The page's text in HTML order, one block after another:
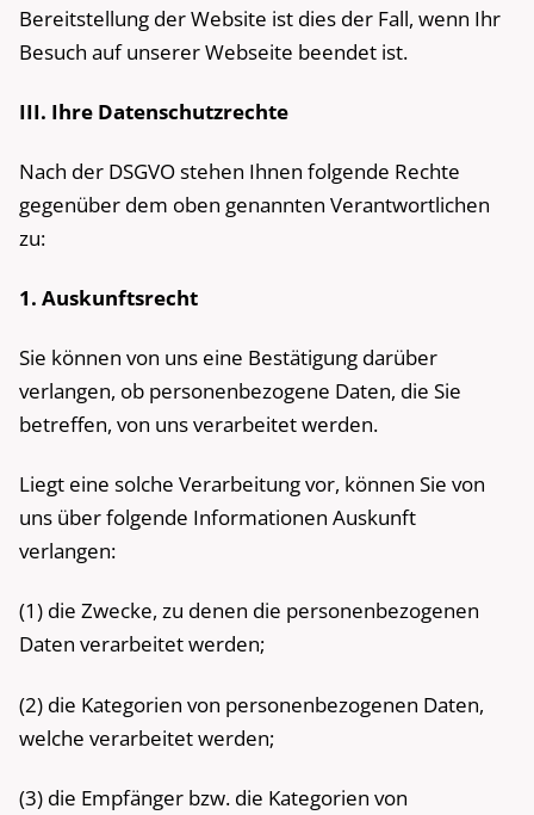
Bereitstellung der Website ist dies der Fall, wenn Ihr
Besuch auf unserer Webseite beendet ist.
III. Ihre Datenschutzrechte
Nach der DSGVO stehen Ihnen folgende Rechte
gegenüber dem oben genannten Verantwortlichen
zu:
1. Auskunftsrecht
Sie können von uns eine Bestätigung darüber
verlangen, ob personenbezogene Daten, die Sie
betreffen, von uns verarbeitet werden.
Liegt eine solche Verarbeitung vor, können Sie von
uns über folgende Informationen Auskunft
verlangen:
(1) die Zwecke, zu denen die personenbezogenen
Daten verarbeitet werden;
(2) die Kategorien von personenbezogenen Daten,
welche verarbeitet werden;
(3) die Empfänger bzw. die Kategorien von